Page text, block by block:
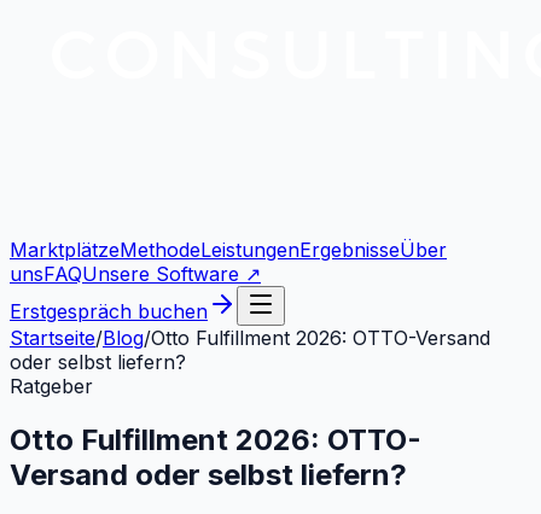
MarktplätzeMethodeLeistungenErgebnisseÜber
unsFAQUnsere Software ↗
Erstgespräch buchen
Startseite/Blog/Otto Fulfillment 2026: OTTO-Versand
oder selbst liefern?
Ratgeber
Otto Fulfillment 2026: OTTO-
Versand oder selbst liefern?